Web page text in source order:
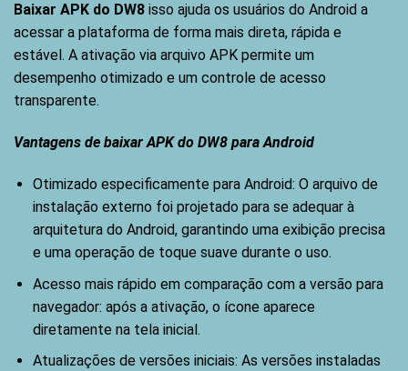
Baixar APK do DW8 isso ajuda os usuários do Android a
acessar a plataforma de forma mais direta, rápida e
estável. A ativação via arquivo APK permite um
desempenho otimizado e um controle de acesso
transparente.
Vantagens de baixar APK do DW8 para Android
Otimizado especificamente para Android: O arquivo de
instalação externo foi projetado para se adequar à
arquitetura do Android, garantindo uma exibição precisa
e uma operação de toque suave durante o uso.
Acesso mais rápido em comparação com a versão para
navegador: após a ativação, o ícone aparece
diretamente na tela inicial.
Atualizações de versões iniciais: As versões instaladas